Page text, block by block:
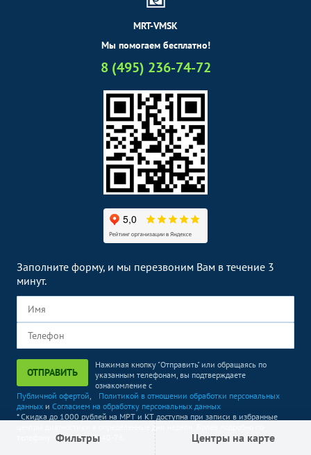
Фильтры Центры на карте
MRT-VMSK
Мы помогаем бесплатно!
8 (495) 236-74-72
Заполните форму, и мы перезвоним Вам в течение 3
минут.
ОТПРАВИТЬ
Нажимая кнопку "Отправить" или обращаясь по
указанным телефонам, вы подтверждаете
ознакомление с
Публичной офертой,
Политикой в отношении обработки персональных
данных и Согласием на обработку персональных данных
* Скидка до 1000 рублей на МРТ и КТ доступна при записи в избранные
центры диагностики в определенные дни недели. Более подробно по
телефону +7 (495) 363-40-76.